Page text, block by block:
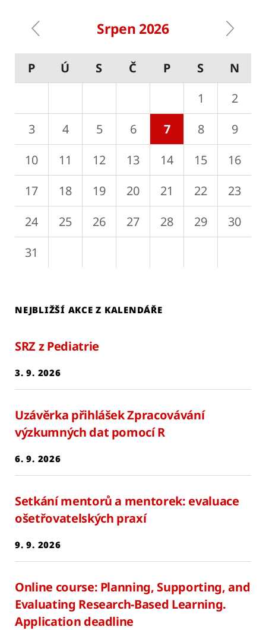
Srpen 2026
Pagination
P Ú S Č P S
N
1
2
3
4 5 6 7 8
9
10
11 12 13 14 15
16
17
18 19 20 21 22
23
24
25 26 27 28 29
30
31
NEJBLIŽŠÍ AKCE Z KALENDÁŘE
SRZ z Pediatrie
3. 9. 2026
Uzávěrka přihlášek Zpracovávání
výzkumných dat pomocí R
6. 9. 2026
Setkání mentorů a mentorek: evaluace
ošetřovatelských praxí
9. 9. 2026
Online course: Planning, Supporting, and
Evaluating Research-Based Learning.
Application deadline